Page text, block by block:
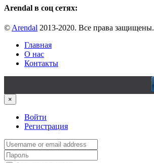
Arendal в соц сетях:
© Arendal 2013-2020. Все права защищены.
Главная
О нас
Контакты
×
Войти
Регистрация